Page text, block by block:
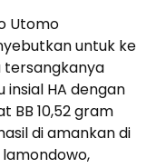
Utomo
untuk ke
tersangkanya
insial HA dengan
BB 10,52 gram
di amankan di
lamondowo,